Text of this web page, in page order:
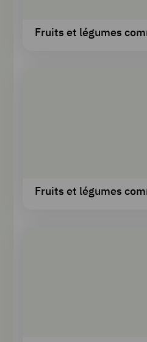
Fruits et légumes
Fruits et légumes